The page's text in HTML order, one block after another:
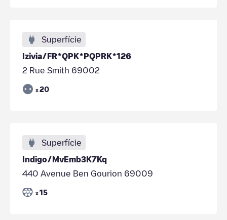
Superfície
Izivia/FR*QPK*PQPRK*126
2 Rue Smith 69002
x 20
Superfície
Indigo/MvEmb3K7Kq
440 Avenue Ben Gourion 69009
x 15